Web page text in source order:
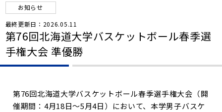
お知らせ
最終更新日：2026.05.11
第76回北海道大学バスケットボール春季選
手権大会 準優勝
第76回北海道大学バスケットボール春季選手権大会（開
催期間：4月18日～5月4日）において、本学男子バスケ